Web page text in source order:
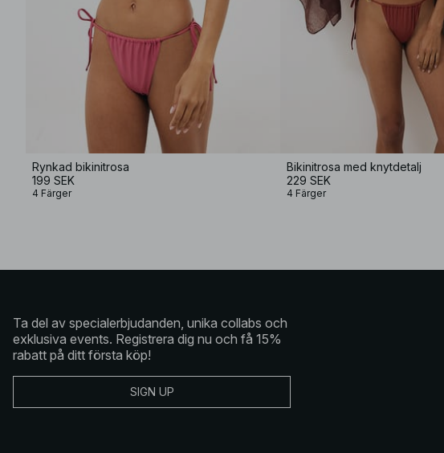
Rynkad bikinitrosa
199 SEK
4 Färger
Bikinitrosa med knytdetalj
229 SEK
4 Färger
Ta del av specialerbjudanden, unika collabs och
exklusiva events. Registrera dig nu och få 15%
rabatt på ditt första köp!
SIGN UP